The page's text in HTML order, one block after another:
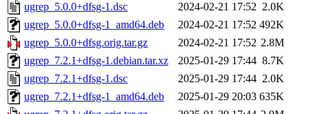
ugrep_5.0.0+dfsg-1.dsc
2024-02-21 17:52 2.0K
ugrep_5.0.0+dfsg-1_amd64.deb
2024-02-21 17:52 492K
ugrep_5.0.0+dfsg.orig.tar.gz
2024-02-21 17:52 2.8M
ugrep_7.2.1+dfsg-1.debian.tar.xz
2025-01-29 17:44 8.7K
ugrep_7.2.1+dfsg-1.dsc
2025-01-29 17:44 2.0K
ugrep_7.2.1+dfsg-1_amd64.deb
2025-01-29 20:03 635K